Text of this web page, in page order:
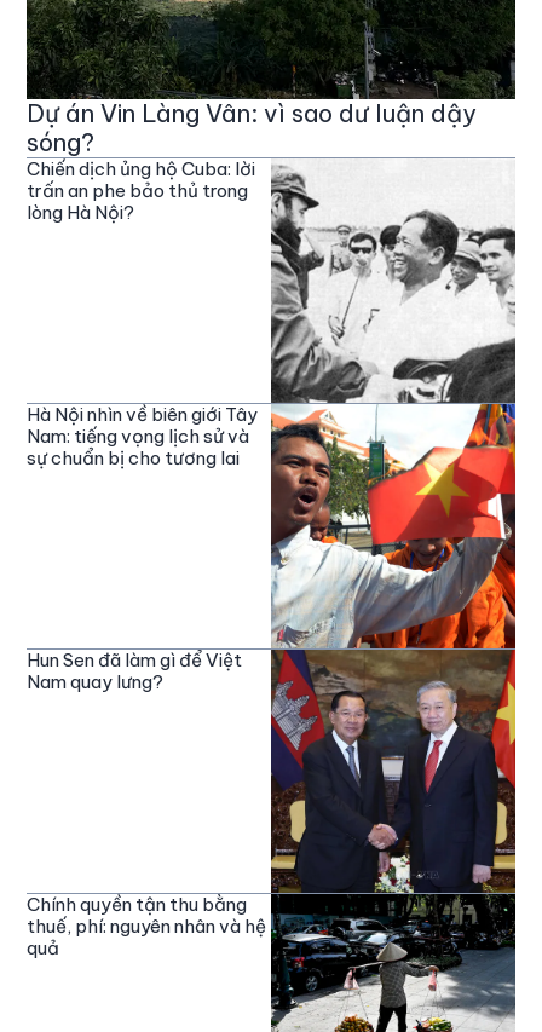
Dự án Vin Làng Vân: vì sao dư luận dậy
sóng?
Chiến dịch ủng hộ Cuba: lời
trấn an phe bảo thủ trong
lòng Hà Nội?
Hà Nội nhìn về biên giới Tây
Nam: tiếng vọng lịch sử và
sự chuẩn bị cho tương lai
Hun Sen đã làm gì để Việt
Nam quay lưng?
Chính quyền tận thu bằng
thuế, phí: nguyên nhân và hệ
quả